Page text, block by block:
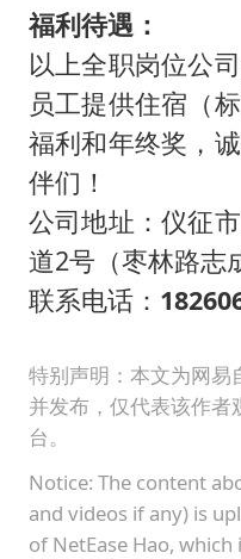
福利待遇：
以上全职岗位公
员工提供住宿（
福利和年终奖，
伴们！
公司地址：仪征
道2号（枣林路志
联系电话：
特别声明：本文为网易
并发布，仅代表该作
台。
Notice: The content
and videos if any) is
of NetEase Hao,